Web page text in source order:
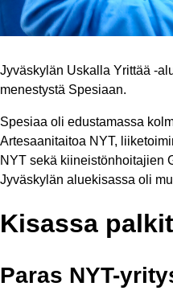
Jyväskylän Uskalla Yrittää -
menestystä Spesiaan.
Spesiaa oli edustamassa
Artesaanitaitoa NYT,
NYT sekä kiineistönhoitajien
Jyväskylän aluekisassa oli
Kisassa
Paras NYT-